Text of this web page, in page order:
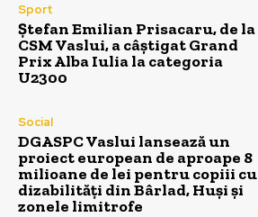
Sport
Ștefan Emilian Prisacaru, de la
CSM Vaslui, a câștigat Grand
Prix Alba Iulia la categoria
U2300
Social
DGASPC Vaslui lansează un
proiect european de aproape 8
milioane de lei pentru copiii cu
dizabilități din Bârlad, Huși și
zonele limitrofe